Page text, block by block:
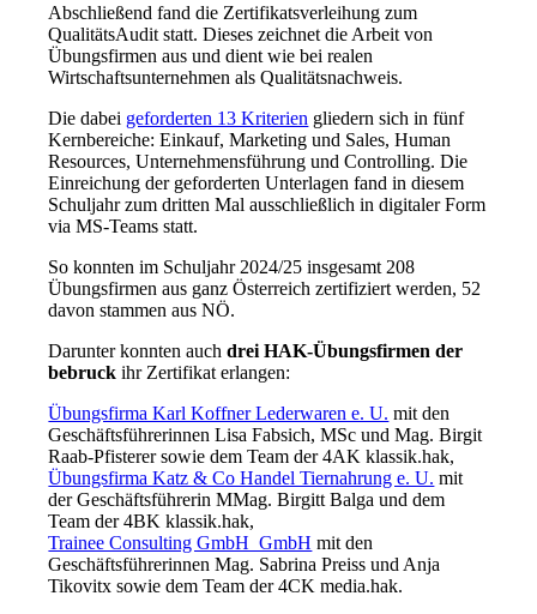
Abschließend fand die Zertifikatsverleihung zum
QualitätsAudit statt. Dieses zeichnet die Arbeit von
Übungsfirmen aus und dient wie bei realen
Wirtschaftsunternehmen als Qualitätsnachweis.
Die dabei geforderten 13 Kriterien gliedern sich in fünf
Kernbereiche: Einkauf, Marketing und Sales, Human
Resources, Unternehmensführung und Controlling. Die
Einreichung der geforderten Unterlagen fand in diesem
Schuljahr zum dritten Mal ausschließlich in digitaler Form
via MS-Teams statt.
So konnten im Schuljahr 2024/25 insgesamt 208
Übungsfirmen aus ganz Österreich zertifiziert werden, 52
davon stammen aus NÖ.
Darunter konnten auchdrei HAK-Übungsfirmen der
bebruck ihr Zertifikat erlangen:
Übungsfirma Karl Koffner Lederwaren e. U. mit den
Geschäftsführerinnen Lisa Fabsich, MSc und Mag. Birgit
Raab-Pfisterer sowie dem Team der 4AK klassik.hak,
Übungsfirma Katz & Co Handel Tiernahrung e. U. mit
der Geschäftsführerin MMag. Birgitt Balga und dem
Team der 4BK klassik.hak,
Trainee Consulting GmbH GmbH mit den
Geschäftsführerinnen Mag. Sabrina Preiss und Anja
Tikovitx sowie dem Team der 4CK media.hak.